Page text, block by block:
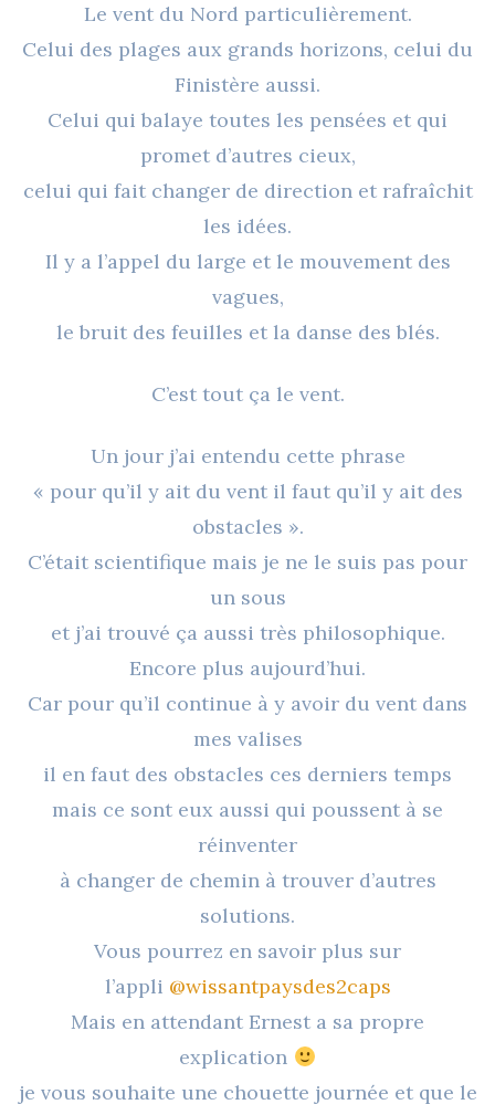
Le vent du Nord particulièrement.
Celui des plages aux grands horizons, celui du
Finistère aussi.
Celui qui balaye toutes les pensées et qui
promet d’autres cieux,
celui qui fait changer de direction et rafraîchit
les idées.
Il y a l’appel du large et le mouvement des
vagues,
le bruit des feuilles et la danse des blés.
C’est tout ça le vent.
Un jour j’ai entendu cette phrase
« pour qu’il y ait du vent il faut qu’il y ait des
obstacles ».
C’était scientifique mais je ne le suis pas pour
un sous
et j’ai trouvé ça aussi très philosophique.
Encore plus aujourd’hui.
Car pour qu’il continue à y avoir du vent dans
mes valises
il en faut des obstacles ces derniers temps
mais ce sont eux aussi qui poussent à se
réinventer
à changer de chemin à trouver d’autres
solutions.
Vous pourrez en savoir plus sur
l’appli @wissantpaysdes2caps
Mais en attendant Ernest a sa propre
explication
je vous souhaite une chouette journée et que le